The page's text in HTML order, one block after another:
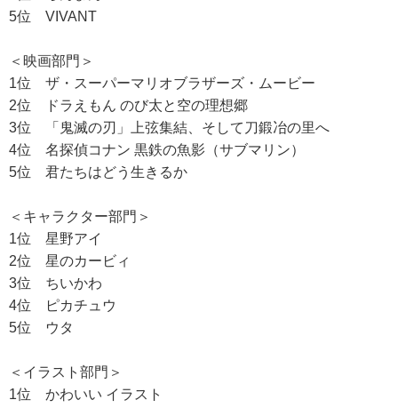
5位 VIVANT
＜映画部門＞
1位 ザ・スーパーマリオブラザーズ・ムービー
2位 ドラえもん のび太と空の理想郷
3位 「鬼滅の刃」上弦集結、そして刀鍛冶の里へ
4位 名探偵コナン 黒鉄の魚影（サブマリン）
5位 君たちはどう生きるか
＜キャラクター部門＞
1位 星野アイ
2位 星のカービィ
3位 ちいかわ
4位 ピカチュウ
5位 ウタ
＜イラスト部門＞
1位 かわいい イラスト